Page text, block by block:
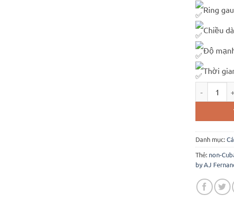
Ring
Chiều
Độ
Thời
Danh mục:
Thẻ: non-
by AJ